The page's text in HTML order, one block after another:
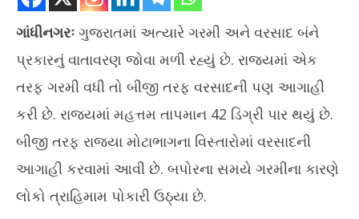
ઉત્તર અને દક્ષિણ ગુજરાત અને સૌરાષ્ટ્રમાં ભારે વરસાદની આગાહી
ગાંધીનગરઃ ગુજરાતમાં અત્યારે ગરમી અને વરસાદ બંને
પ્રકારનું વાતાવરણ જોવા મળી રહ્યું છે. રાજ્યમાં એક
તરફ ગરમી વધી તો બીજી તરફ વરસાદની પણ આગાહી
કરી છે. રાજ્યમાં મહત્તમ તાપમાન 42 ડિગ્રી પાર થયું છે.
બીજી તરફ રાજ્યા મોટાભાગના વિસ્તારોમાં વરસાદની
આગાહી કરવામાં આવી છે. બપોરના સમયે ગરમીના કારણે
લોકો ત્રાહિમામ પોકારી ઉઠ્યા છે.